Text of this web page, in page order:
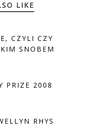
LIKE
CZYLI CZY
SNOBEM
PRIZE 2008
RHYS